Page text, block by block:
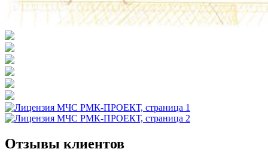
Отзывы клиентов